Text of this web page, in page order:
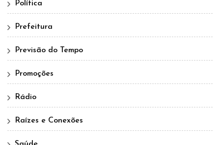
Política
Prefeitura
Previsão do Tempo
Promoções
Rádio
Raízes e Conexões